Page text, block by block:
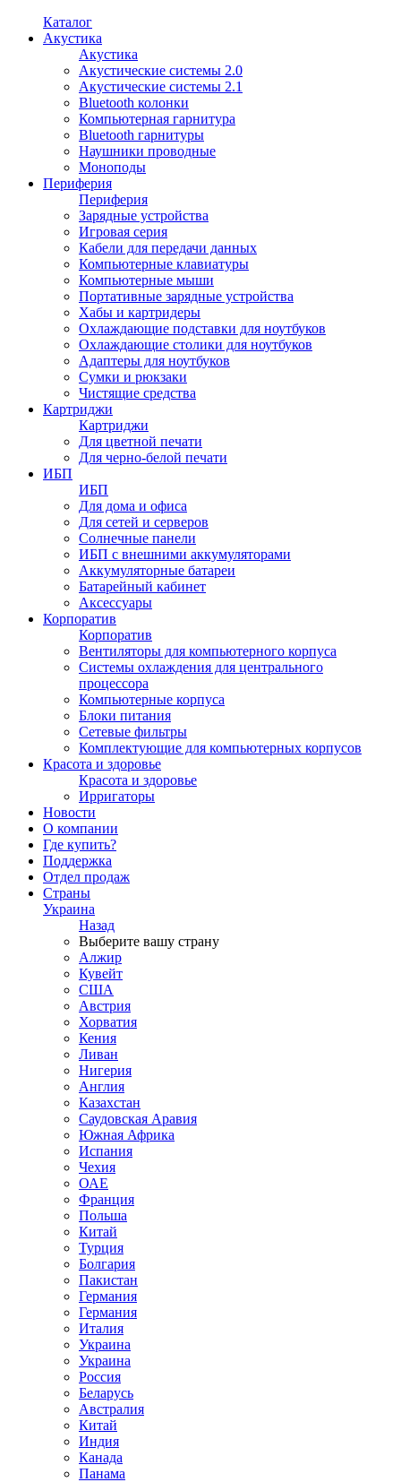
Каталог
Акустика
Акустика
Акустические системы 2.0
Акустические системы 2.1
Bluetooth колонки
Компьютерная гарнитура
Bluetooth гарнитуры
Наушники проводные
Моноподы
Периферия
Периферия
Зарядные устройства
Игровая серия
Кабели для передачи данных
Компьютерные клавиатуры
Компьютерные мыши
Портативные зарядные устройства
Хабы и картридеры
Охлаждающие подставки для ноутбуков
Охлаждающие столики для ноутбуков
Адаптеры для ноутбуков
Сумки и рюкзаки
Чистящие средства
Картриджи
Картриджи
Для цветной печати
Для черно-белой печати
ИБП
ИБП
Для дома и офиса
Для сетей и серверов
Солнечные панели
ИБП с внешними аккумуляторами
Аккумуляторные батареи
Батарейный кабинет
Аксессуары
Корпоратив
Корпоратив
Вентиляторы для компьютерного корпуса
Системы охлаждения для центрального
процессора
Компьютерные корпуса
Блоки питания
Сетевые фильтры
Комплектующие для компьютерных корпусов
Красота и здоровье
Красота и здоровье
Ирригаторы
Новости
О компании
Где купить?
Поддержка
Отдел продаж
Страны
Украина
Назад
Выберите вашу страну
Алжир
Кувейт
США
Австрия
Хорватия
Кения
Ливан
Нигерия
Англия
Казахстан
Саудовская Аравия
Южная Африка
Испания
Чехия
ОАЕ
Франция
Польша
Китай
Турция
Болгария
Пакистан
Германия
Германия
Италия
Украина
Украина
Россия
Беларусь
Австралия
Китай
Индия
Канада
Панама